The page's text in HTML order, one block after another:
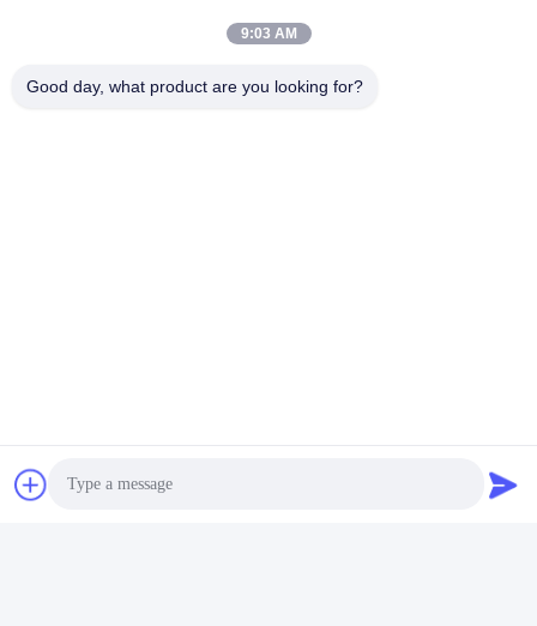
Markeringen:
NO.55 XINSHENG WEG, WUJIN-DISTRICT, CHANGZHOU-
9:03 AM
Good day, what product are you looking for?